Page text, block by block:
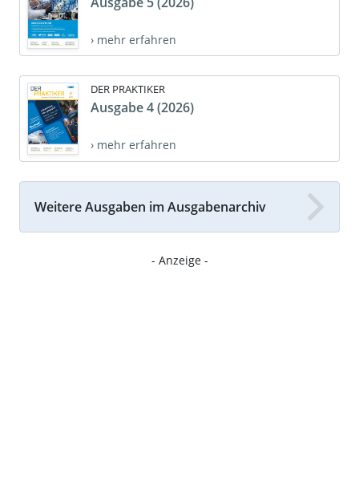
› mehr erfahren
DER PRAKTIKER
Ausgabe 4 (2026)
› mehr erfahren
Weitere Ausgaben im Ausgabenarchiv
- Anzeige -